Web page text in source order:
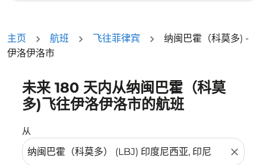
主页 航班 飞往菲律宾
纳闽巴霍（科莫多) -
伊洛伊洛市
未来 180 天内从纳闽巴霍（科莫
多)飞往伊洛伊洛市的航班
从
close
没有符合您的筛选条件的机票。请调整您的筛选条件。